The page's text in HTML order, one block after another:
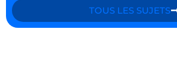
TOUS LES SUJETS